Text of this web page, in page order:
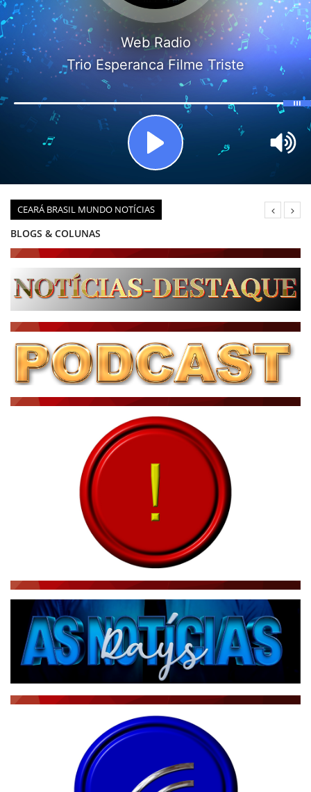
CEARÁ BRASIL MUNDO NOTÍCIAS
BLOGS & COLUNAS
PODCAST - PONTO DE VISTA
BRASIL DE FATO - ÚLTIMAS NOTÍCIAS
NOTÍCIAS DESTAQUE DO DIA
BRASIL NOTÍCIAS
ÚLTIMAS NOTÍCIAS
NOTÍCIAS TAMBÉM NA TELA
BRASIL MUNDO AO VIVO
O MUNDO É NOTÍCIA
JORNAL DO BRASIL
RÁDIO AGÊNCIA
NOTÍCIAS AO MINUTO
ACONTECEU...VIROU MANCHETE!